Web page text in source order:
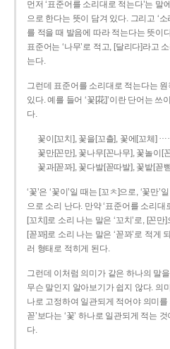
먼저 ‘표준어를 소리대로 적는다’는
으로 한다는 뜻이 담겨 있다. 그리고 ‘
를 적을 때 발음에 따라 적는다는 뜻이
표준어는 ‘나무’로 적고, [달리다]라고
는다.
그런데 표준어를 소리대로 적는다는
있다. 예를 들어 ‘꽃[花]’이란 단어는 쓰
다.
꽃이[꼬치], 꽃을[꼬츨], 꽃에[꼬체]
꽃만[꼰만], 꽃나무[꼰나무], 꽃놀이[
꽃과[꼳꽈], 꽃다발[꼳따발], 꽃밭[꼳
‘꽃’은 ‘꽃이’일 때는 [꼬ㅊ]으로, ‘꽃만’
으로 소리 난다. 만약 ‘표준어를 소리
[꼬치]로 소리 나는 말은 ‘꼬치’로, [꼰만
[꼳꽈]로 소리 나는 말은 ‘꼳꽈’로 적게
러 형태로 적히게 된다.
그런데 이처럼 의미가 같은 하나의 말
무슨 말인지 알아보기가 쉽지 않다. 의
나로 고정하여 일관되게 적어야 의미를
꼳’보다는 ‘꽃’ 하나로 일관되게 적는
다.